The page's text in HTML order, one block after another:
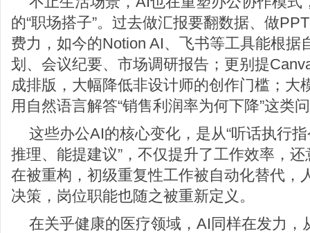
的“职场搭子”。过去做汇报要翻数据、做
费力，如今的Notion AI、飞书等工具能根据
划、会议纪要、市场调研报告；更别提
成排版，大幅降低非设计师的创作门槛；大
用自然语言解答“销售利润率为何下降”这类
这些办公AI的核心变化，是从“听话执行
推理、能提建议”，不仅提升了工作效率，
在被重构，初级重复性工作被自动化替代，
决策，岗位职能也随之被重新定义。
在关乎健康的医疗领域，AI同样在发力，